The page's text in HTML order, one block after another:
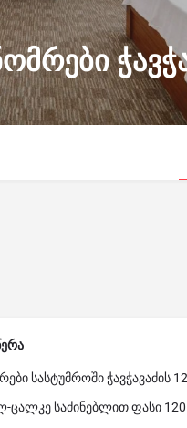
სასტუმროში ჭავჭავაძის
ცალკე საძინებლით ფასი 120